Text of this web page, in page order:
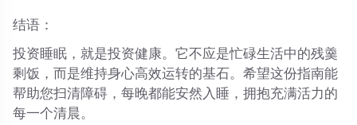
结语：
投资睡眠，就是投资健康。它不应是忙碌生活中的残羹
剩饭，而是维持身心高效运转的基石。希望这份指南能
帮助您扫清障碍，每晚都能安然入睡，拥抱充满活力的
每一个清晨。